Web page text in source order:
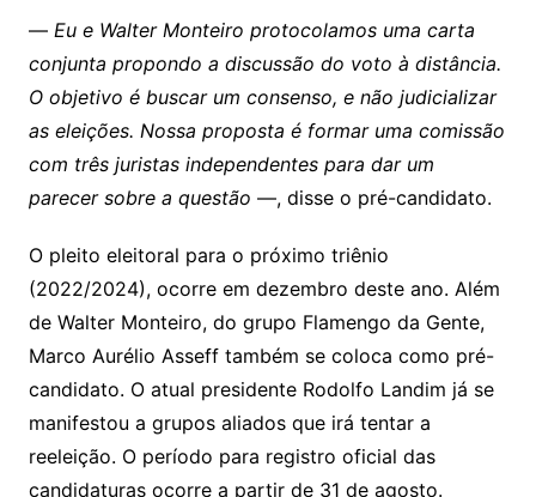
— Eu e Walter Monteiro protocolamos uma carta
conjunta propondo a discussão do voto à distância.
O objetivo é buscar um consenso, e não judicializar
as eleições. Nossa proposta é formar uma comissão
com três juristas independentes para dar um
parecer sobre a questão —, disse o pré-candidato.
O pleito eleitoral para o próximo triênio
(2022/2024), ocorre em dezembro deste ano. Além
de Walter Monteiro, do grupo Flamengo da Gente,
Marco Aurélio Asseff também se coloca como pré-
candidato. O atual presidente Rodolfo Landim já se
manifestou a grupos aliados que irá tentar a
reeleição. O período para registro oficial das
candidaturas ocorre a partir de 31 de agosto.